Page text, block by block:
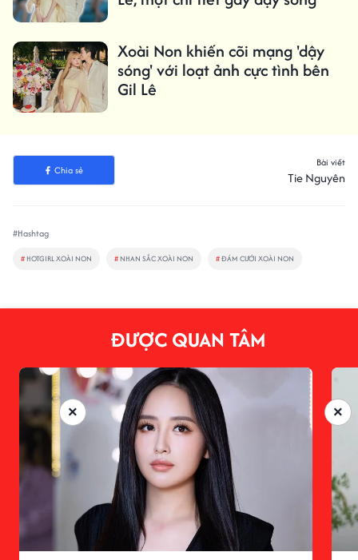
Xoài Non khiến cõi mạng 'dậy
sóng' với loạt ảnh cực tình bên
Gil Lê
Chia sẻ
Bài viết
Tie Nguyên
#Hashtag
# HOTGIRL XOÀI NON # NHAN SẮC XOÀI NON #ĐÁM CƯỚI XOÀI NON
ĐƯỢC QUAN TÂM
×
×